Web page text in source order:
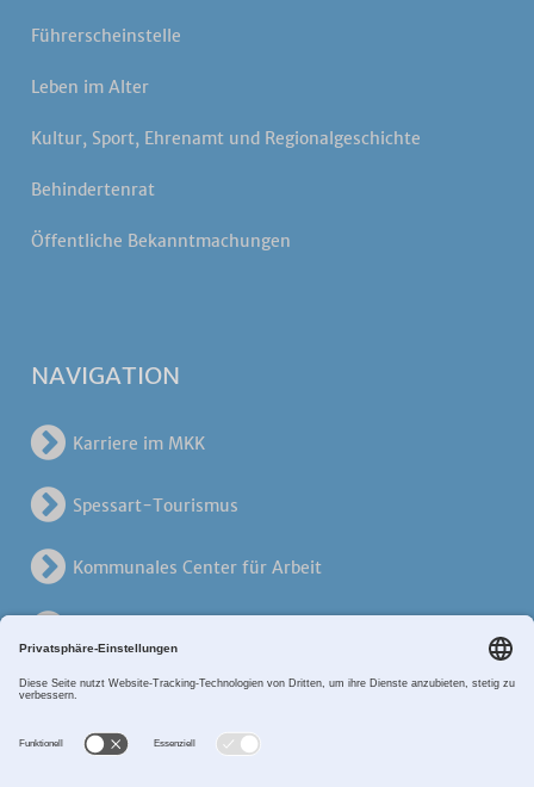
Führerscheinstelle
Leben im Alter
Kultur, Sport, Ehrenamt und Regionalgeschichte
Behindertenrat
Öffentliche Bekanntmachungen
NAVIGATION
Karriere im MKK
Spessart-Tourismus
Kommunales Center für Arbeit
Alten- und Pflegezentren
Breitband MKK